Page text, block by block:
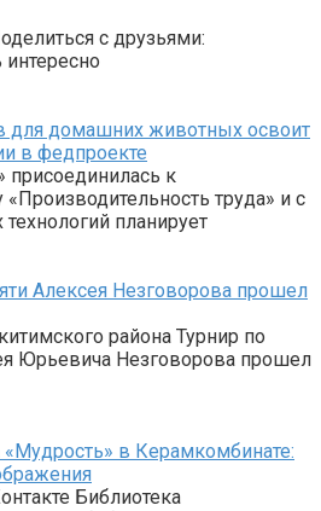
с друзьями:
для домашних животных освоит
в федпроекте
присоединилась к
труда» и с
планирует
Алексея Незговорова прошел
района Турнир по
Юрьевича Незговорова прошел
в Керамкомбинате:
Библиотека